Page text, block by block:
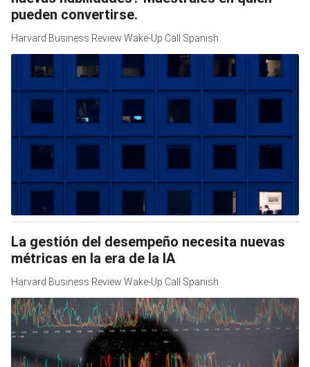
pueden convertirse.
Harvard Business Review Wake-Up Call Spanish
La gestión del desempeño necesita nuevas
métricas en la era de la IA
Harvard Business Review Wake-Up Call Spanish